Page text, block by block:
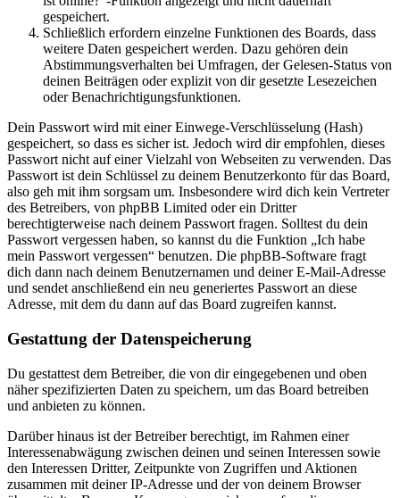
gespeichert.
Schließlich erfordern einzelne Funktionen des Boards, dass
weitere Daten gespeichert werden. Dazu gehören dein
Abstimmungsverhalten bei Umfragen, der Gelesen-Status von
deinen Beiträgen oder explizit von dir gesetzte Lesezeichen
oder Benachrichtigungsfunktionen.
Dein Passwort wird mit einer Einwege-Verschlüsselung (Hash)
gespeichert, so dass es sicher ist. Jedoch wird dir empfohlen, dieses
Passwort nicht auf einer Vielzahl von Webseiten zu verwenden. Das
Passwort ist dein Schlüssel zu deinem Benutzerkonto für das Board,
also geh mit ihm sorgsam um. Insbesondere wird dich kein Vertreter
des Betreibers, von phpBB Limited oder ein Dritter
berechtigterweise nach deinem Passwort fragen. Solltest du dein
Passwort vergessen haben, so kannst du die Funktion „Ich habe
mein Passwort vergessen“ benutzen. Die phpBB-Software fragt
dich dann nach deinem Benutzernamen und deiner E-Mail-Adresse
und sendet anschließend ein neu generiertes Passwort an diese
Adresse, mit dem du dann auf das Board zugreifen kannst.
Gestattung der Datenspeicherung
Du gestattest dem Betreiber, die von dir eingegebenen und oben
näher spezifizierten Daten zu speichern, um das Board betreiben
und anbieten zu können.
Darüber hinaus ist der Betreiber berechtigt, im Rahmen einer
Interessenabwägung zwischen deinen und seinen Interessen sowie
den Interessen Dritter, Zeitpunkte von Zugriffen und Aktionen
zusammen mit deiner IP-Adresse und der von deinem Browser